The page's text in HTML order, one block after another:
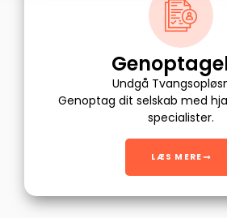
Undgå
Genoptag dit selskab med
specialister.
LÆS MERE